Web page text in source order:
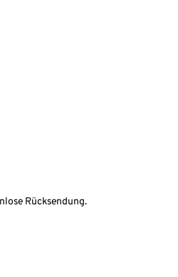
Rücksendung.